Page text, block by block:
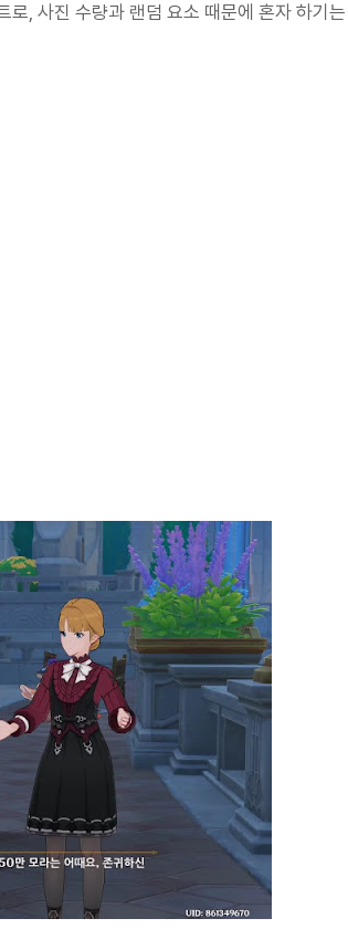
, 사진 수량과 랜덤 요소 때문에 혼자 하기